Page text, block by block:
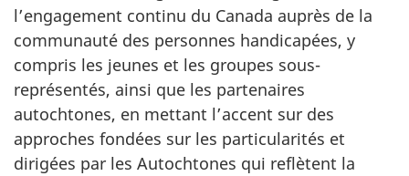
l’engagement continu du Canada auprès de la
communauté des personnes handicapées, y
compris les jeunes et les groupes sous-
représentés, ainsi que les partenaires
autochtones, en mettant l’accent sur des
approches fondées sur les particularités et
dirigées par les Autochtones qui reflètent la